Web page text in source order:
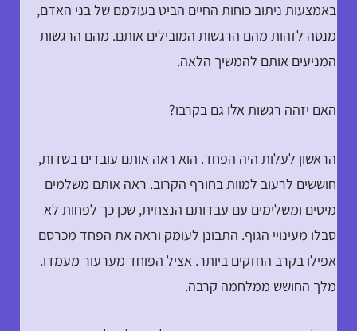
באמצעות ניתוב כוחות החיים הביט בעולמם של בני האדם,
מנסה לזהות מהם הרגשות המובילים אותם. מהם הרגשות
המניעים אותם להמשיך הלאה.
האם יזהה רגשות אלו גם בקרבו?
הראשון לעלות היה הפחד. הוא ראה אותם עובדים בשדות,
חוששים לרעוב למוות בחורף הקרוב. ראה אותם משלמים
מיסים ומשלימים עם עבדותם הנצחית, שכן כך לפחות לא
סבלו מעינויי הגוף. התבונן לעומק וראה את הפחד מכרסם
אפילו בקרב החזקים ביותר. אציל הפוחד מערעור מעמדו.
מלך החושש ממלחמה קרבה.